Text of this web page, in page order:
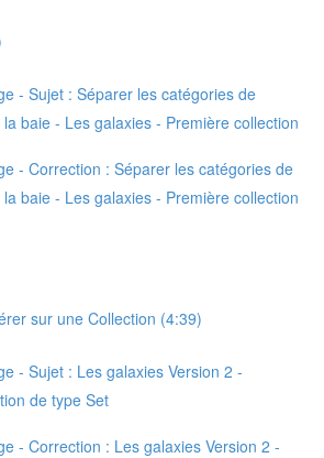
- Sujet : Séparer les catégories de
baie - Les galaxies - Première collection
- Correction : Séparer les catégories de
baie - Les galaxies - Première collection
sur une Collection (4:39)
- Sujet : Les galaxies Version 2 -
de type Set
- Correction : Les galaxies Version 2 -